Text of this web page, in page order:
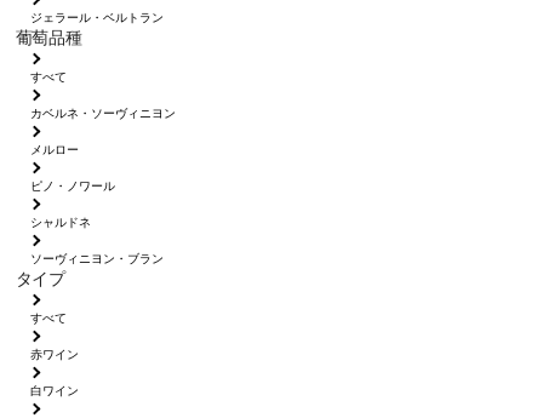
ジェラール・ベルトラン
葡萄品種
すべて
カベルネ・ソーヴィニヨン
メルロー
ピノ・ノワール
シャルドネ
ソーヴィニヨン・ブラン
タイプ
すべて
赤ワイン
白ワイン